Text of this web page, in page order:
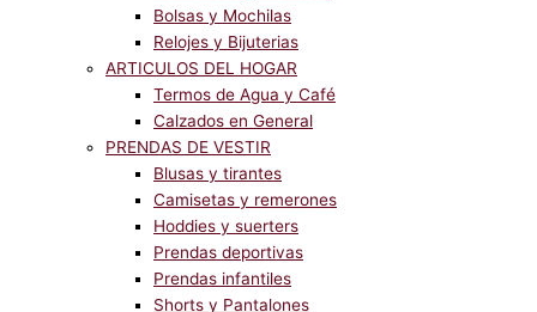
Bolsas y Mochilas
Relojes y Bijuterias
ARTICULOS DEL HOGAR
Termos de Agua y Café
Calzados en General
PRENDAS DE VESTIR
Blusas y tirantes
Camisetas y remerones
Hoddies y suerters
Prendas deportivas
Prendas infantiles
Shorts y Pantalones